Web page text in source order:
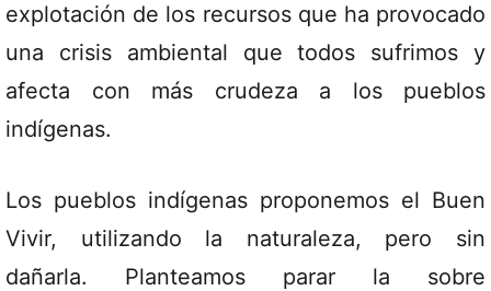
explotación de los recursos que ha provocado
una crisis ambiental que todos sufrimos y
afecta con más crudeza a los pueblos
indígenas.
Los pueblos indígenas proponemos el Buen
Vivir, utilizando la naturaleza, pero sin
dañarla. Planteamos parar la sobre